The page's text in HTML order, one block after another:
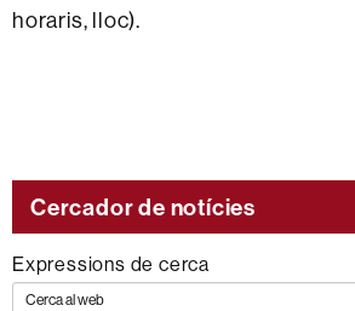
horaris, lloc).
Cercador de notícies
Expressions de cerca